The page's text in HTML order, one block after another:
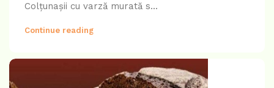
Colțunașii cu varză murată s...
Continue reading